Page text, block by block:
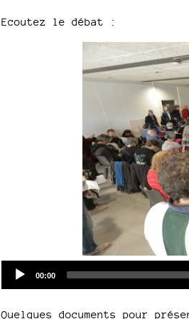
Ecoutez le débat :
Current
00:00
Quelques documents pour